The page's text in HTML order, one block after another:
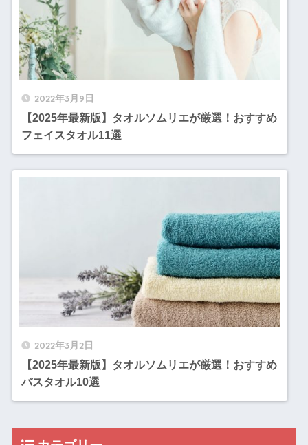
2022年3月9日
【2025年最新版】タオルソムリエが厳選！おすすめ
フェイスタオル11選
2022年3月2日
【2025年最新版】タオルソムリエが厳選！おすすめ
バスタオル10選